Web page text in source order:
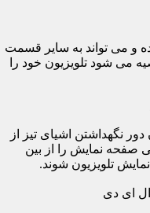
و می تواند به سایر قسمت
می شود تلویزیون خود را
نگهداشتن اشیای تیز از
صفحه نمایش را از بین
تلویزیون شوند.